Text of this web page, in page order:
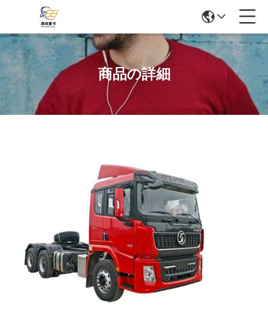
商品の詳細